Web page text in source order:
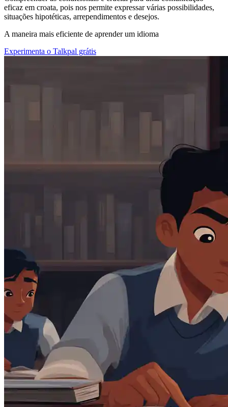
eficaz em croata, pois nos permite expressar várias possibilidades,
situações hipotéticas, arrependimentos e desejos.
A maneira mais eficiente de aprender um idioma
Experimenta o Talkpal grátis